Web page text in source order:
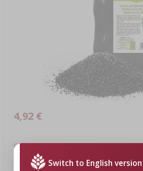
Charbon actif de coco pour plantes 0,9L
4,92 €
4,92 EUR/pcs
Switch to English version